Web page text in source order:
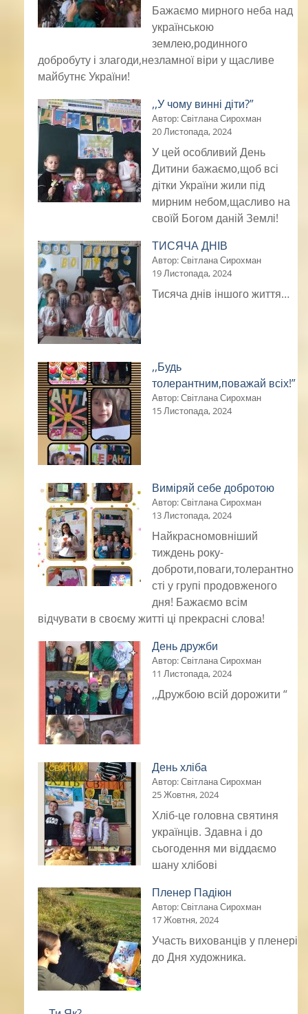
Бажаємо мирного неба над
українською
землею,родинного
добробуту і злагоди,незламної віри у щасливе
майбутнє України!
,,У чому винні діти?”
Автор: Світлана Сирохман
20 Листопада, 2024
У цей особливий День
Дитини бажаємо,щоб всі
дітки України жили під
мирним небом,щасливо на
своїй Богом даній Землі!
ТИСЯЧА ДНІВ
Автор: Світлана Сирохман
19 Листопада, 2024
Тисяча днів іншого життя…
,,Будь
толерантним,поважай всіх!”
Автор: Світлана Сирохман
15 Листопада, 2024
Виміряй себе добротою
Автор: Світлана Сирохман
13 Листопада, 2024
Найкрасномовніший
тиждень року-
доброти,поваги,толерантно
сті у групі продовженого
дня! Бажаємо всім
відчувати в своєму житті ці прекрасні слова!
День дружби
Автор: Світлана Сирохман
11 Листопада, 2024
,,Дружбою всій дорожити “
День хліба
Автор: Світлана Сирохман
25 Жовтня, 2024
Хліб-це головна святиня
українців. Здавна і до
сьогодення ми віддаємо
шану хлібові
Пленер Падіюн
Автор: Світлана Сирохман
17 Жовтня, 2024
Участь вихованців у пленері
до Дня художника.